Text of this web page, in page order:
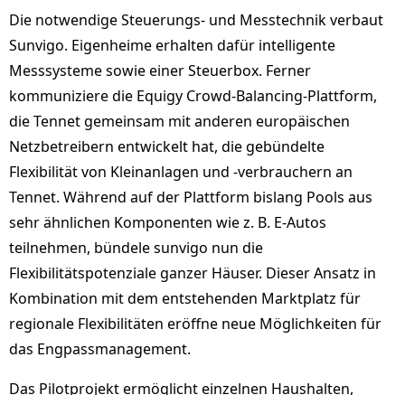
Die notwendige Steuerungs- und Messtechnik verbaut
Sunvigo. Eigenheime erhalten dafür intelligente
Messsysteme sowie einer Steuerbox. Ferner
kommuniziere die Equigy Crowd-Balancing-Plattform,
die Tennet gemeinsam mit anderen europäischen
Netzbetreibern entwickelt hat, die gebündelte
Flexibilität von Kleinanlagen und -verbrauchern an
Tennet. Während auf der Plattform bislang Pools aus
sehr ähnlichen Komponenten wie z. B. E-Autos
teilnehmen, bündele sunvigo nun die
Flexibilitätspotenziale ganzer Häuser. Dieser Ansatz in
Kombination mit dem entstehenden Marktplatz für
regionale Flexibilitäten eröffne neue Möglichkeiten für
das Engpassmanagement.
Das Pilotprojekt ermöglicht einzelnen Haushalten,